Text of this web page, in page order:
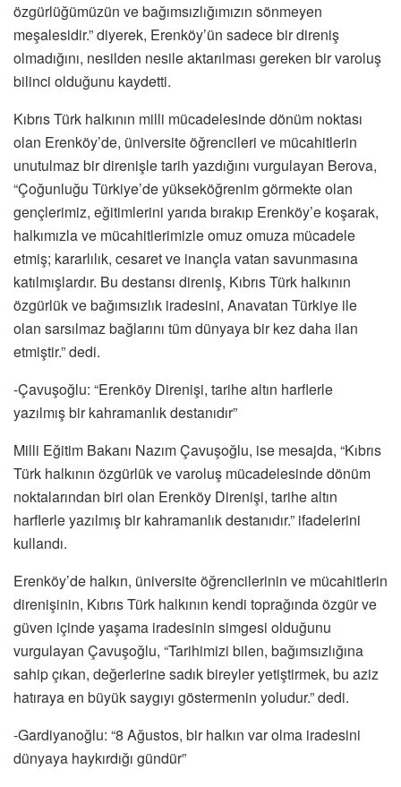
özgürlüğümüzün ve bağımsızlığımızın sönmeyen
meşalesidir.” diyerek, Erenköy’ün sadece bir direniş
olmadığını, nesilden nesile aktarılması gereken bir varoluş
bilinci olduğunu kaydetti.
Kıbrıs Türk halkının milli mücadelesinde dönüm noktası
olan Erenköy’de, üniversite öğrencileri ve mücahitlerin
unutulmaz bir direnişle tarih yazdığını vurgulayan Berova,
“Çoğunluğu Türkiye’de yükseköğrenim görmekte olan
gençlerimiz, eğitimlerini yarıda bırakıp Erenköy’e koşarak,
halkımızla ve mücahitlerimizle omuz omuza mücadele
etmiş; kararlılık, cesaret ve inançla vatan savunmasına
katılmışlardır. Bu destansı direniş, Kıbrıs Türk halkının
özgürlük ve bağımsızlık iradesini, Anavatan Türkiye ile
olan sarsılmaz bağlarını tüm dünyaya bir kez daha ilan
etmiştir.” dedi.
-Çavuşoğlu: “Erenköy Direnişi, tarihe altın harflerle
yazılmış bir kahramanlık destanıdır”
Milli Eğitim Bakanı Nazım Çavuşoğlu, ise mesajda, “Kıbrıs
Türk halkının özgürlük ve varoluş mücadelesinde dönüm
noktalarından biri olan Erenköy Direnişi, tarihe altın
harflerle yazılmış bir kahramanlık destanıdır.” ifadelerini
kullandı.
Erenköy’de halkın, üniversite öğrencilerinin ve mücahitlerin
direnişinin, Kıbrıs Türk halkının kendi toprağında özgür ve
güven içinde yaşama iradesinin simgesi olduğunu
vurgulayan Çavuşoğlu, “Tarihimizi bilen, bağımsızlığına
sahip çıkan, değerlerine sadık bireyler yetiştirmek, bu aziz
hatıraya en büyük saygıyı göstermenin yoludur.” dedi.
-Gardiyanoğlu: “8 Ağustos, bir halkın var olma iradesini
dünyaya haykırdığı gündür”